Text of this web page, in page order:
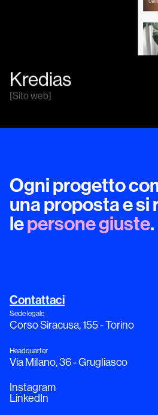
Kredias
[Sito web]
Ogni progetto
una proposta e si
lepersone giuste.
Contattaci
Sede legale
Corso Siracusa, 155 - Torino
Headquarter
Via Milano, 36 - Grugliasco
Instagram
LinkedIn